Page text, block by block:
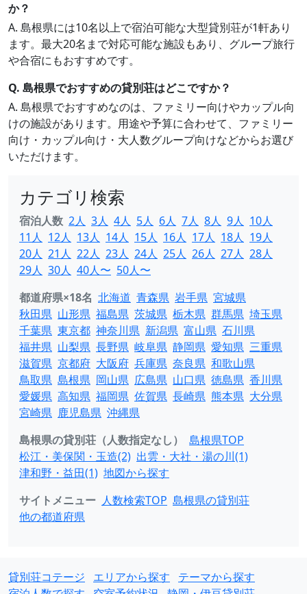
か？
A. 島根県には10名以上で宿泊可能な大型貸別荘が1軒あり
ます。最大20名まで対応可能な施設もあり、グループ旅行
や合宿にもおすすめです。
Q. 島根県でおすすめの貸別荘はどこですか？
A. 島根県でおすすめなのは、ファミリー向けやカップル向
けの施設があります。用途や予算に合わせて、ファミリー
向け・カップル向け・大人数グループ向けなどからお選び
いただけます。
カテゴリ検索
宿泊人数 2人 3人 4人 5人 6人 7人 8人 9人 10人
11人 12人 13人 14人 15人 16人 17人 18人 19人
20人 21人 22人 23人 24人 25人 26人 27人 28人
29人 30人 40人〜 50人〜
都道府県×18名 北海道 青森県 岩手県 宮城県
秋田県 山形県 福島県 茨城県 栃木県 群馬県 埼玉県
千葉県 東京都 神奈川県 新潟県 富山県 石川県
福井県 山梨県 長野県 岐阜県 静岡県 愛知県 三重県
滋賀県 京都府 大阪府 兵庫県 奈良県 和歌山県
鳥取県 島根県 岡山県 広島県 山口県 徳島県 香川県
愛媛県 高知県 福岡県 佐賀県 長崎県 熊本県 大分県
宮崎県 鹿児島県 沖縄県
島根県の貸別荘（人数指定なし）
島根県TOP
松江・美保関・玉造(2) 出雲・大社・湯の川(1)
津和野・益田(1) 地図から探す
サイトメニュー 人数検索TOP 島根県の貸別荘
他の都道府県
貸別荘コテージ エリアから探す
テーマから探す